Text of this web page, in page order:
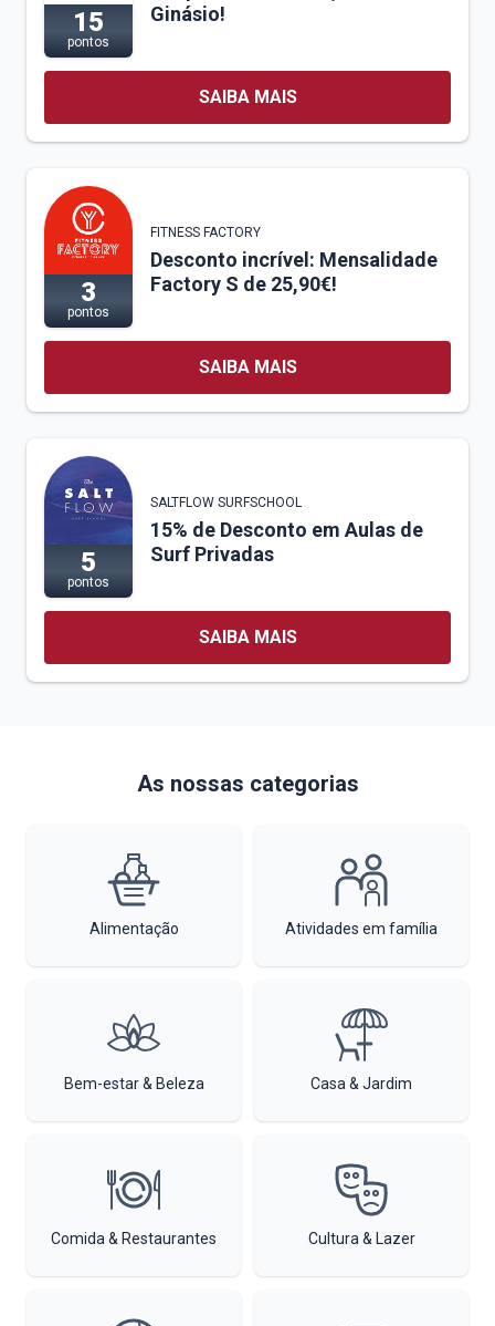
15
pontos
Ginásio!
SAIBA MAIS
3
pontos
FITNESS FACTORY
Desconto incrível: Mensalidade
Factory S de 25,90€!
SAIBA MAIS
5
pontos
SALTFLOW SURFSCHOOL
15% de Desconto em Aulas de
Surf Privadas
SAIBA MAIS
As nossas categorias
Alimentação Atividades em família
Bem-estar & Beleza Casa & Jardim
Comida & Restaurantes Cultura & Lazer